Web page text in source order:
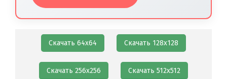
Скачать 64х64 Скачать 128х128
Скачать 256х256 Скачать 512х512